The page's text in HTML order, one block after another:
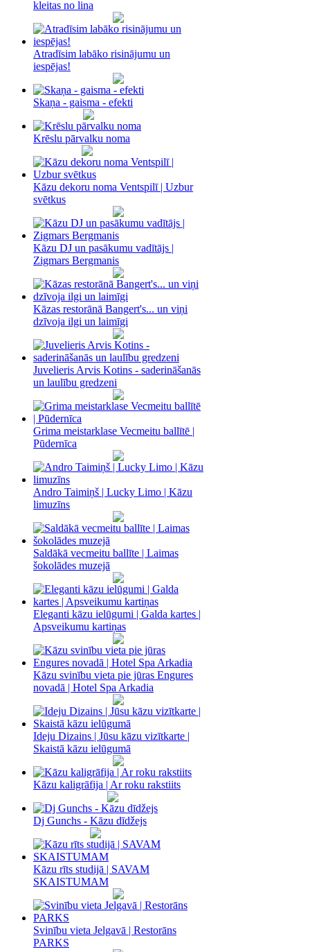
kleitas no lina
Atradīsim labāko risinājumu un
iespējas!
Skaņa - gaisma - efekti
Krēslu pārvalku noma
Kāzu dekoru noma Ventspilī | Uzbur
svētkus
Kāzu DJ un pasākumu vadītājs |
Zigmars Bergmanis
Kāzas restorānā Bangert's... un viņi
dzīvoja ilgi un laimīgi
Juvelieris Arvis Kotins - saderināšanās
un laulību gredzeni
Grima meistarklase Vecmeitu ballītē |
Pūdernīca
Andro Taimiņš | Lucky Limo | Kāzu
limuzīns
Saldākā vecmeitu ballīte | Laimas
šokolādes muzejā
Eleganti kāzu ielūgumi | Galda kartes |
Apsveikumu kartiņas
Kāzu svinību vieta pie jūras Engures
novadā | Hotel Spa Arkadia
Ideju Dizains | Jūsu kāzu vizītkarte |
Skaistā kāzu ielūgumā
Kāzu kaligrāfija | Ar roku rakstiits
Dj Gunchs - Kāzu dīdžejs
Kāzu rīts studijā | SAVAM
SKAISTUMAM
Svinību vieta Jelgavā | Restorāns
PARKS